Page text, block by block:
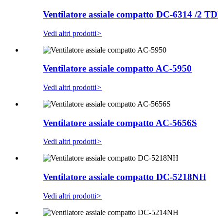
Ventilatore assiale compatto DC-6314 /2
Vedi altri prodotti>
Ventilatore assiale compatto AC-5950
Vedi altri prodotti>
Ventilatore assiale compatto AC-5656S
Vedi altri prodotti>
Ventilatore assiale compatto DC-5218NH
Vedi altri prodotti>